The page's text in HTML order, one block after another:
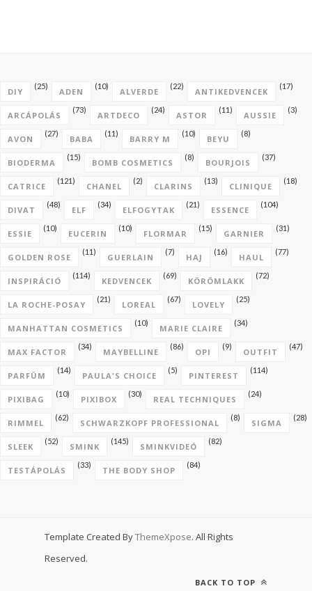
DIY
(25)
ADEN
(10)
ALVERDE
(22)
ANTIKEDVENCEK
(17)
ARCÁPOLÁS
(73)
ARTDECO
(24)
ASTOR
(11)
AUSSIE
(3)
AVON
(27)
BABA
(11)
BARRY M
(10)
BEYU
(8)
BIODERMA
(15)
BOMB COSMETICS
(8)
BOURJOIS
(37)
CATRICE
(121)
CHANEL
(2)
CLARINS
(13)
CLINIQUE
(18)
DIVAT
(48)
ELF
(34)
ELFOGYTAK
(21)
ESSENCE
(104)
ESSIE
(10)
EUCERIN
(10)
FLORMAR
(15)
GARNIER
(31)
GOLDEN ROSE
(11)
GUERLAIN
(7)
HAJ
(16)
HAUL
(77)
INSPIRÁCIÓ
(114)
KEDVENCEK
(69)
KÖRÖMLAKK
(72)
LA ROCHE-POSAY
(21)
LOREAL
(67)
LOVELY
(25)
MANHATTAN COSMETICS
(10)
MARIE CLAIRE
(34)
MAX FACTOR
(34)
MAYBELLINE
(86)
OPI
(9)
OUTFIT
(47)
PARFÜM
(14)
PAULA'S CHOICE
(5)
PINTEREST
(114)
PIXIBAG
(10)
PIXIBOX
(30)
REAL TECHNIQUES
(24)
RIMMEL
(62)
SCHWARZKOPF PROFESSIONAL
(8)
SIGMA
(28)
SLEEK
(52)
SMINK
(145)
SMINKVIDEÓ
(82)
TESTÁPOLÁS
(33)
THE BODY SHOP
(84)
Template Created ByThemeXpose. All Rights
Reserved.
BACK TO TOP